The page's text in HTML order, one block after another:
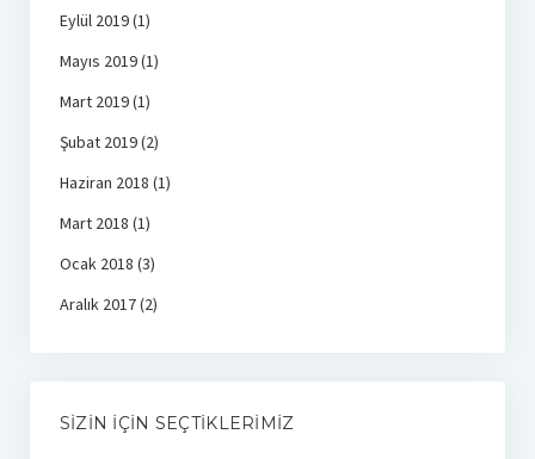
Eylül 2019(1)
Mayıs 2019(1)
Mart 2019(1)
Şubat 2019(2)
Haziran 2018 (1)
Mart 2018 (1)
Ocak 2018 (3)
Aralık 2017(2)
SIZIN İÇIN SEÇTIKLERIMIZ